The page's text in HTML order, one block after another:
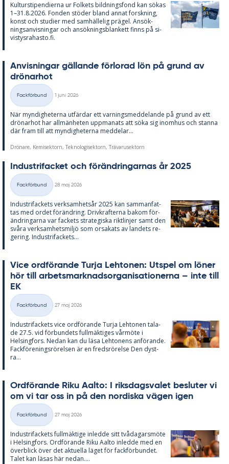
Kul­tursti­pen­di­er­na ur Fol­kets bild­nings­fond kan sö­kas
1–31.8.2026. Fon­den stö­der bland an­nat forsk­ning,
konst och stu­di­er med sam­häl­le­lig prä­gel. An­sök­
nings­an­vis­ning­ar och an­sök­nings­blan­kett fin­ns på si­
vis­tys­ra­has­to.fi.
An­vis­ning­ar gäl­lan­de för­lo­rad lön på grund av
drö­nar­hot
Kategorier
Fackförbund
1 juni 2026
När myn­dig­he­ter­na ut­fär­dar ett var­nings­med­de­lan­de på grund av ett
drö­nar­hot har all­män­he­ten upp­ma­na­ts att söka sig in­om­hus och stan­na
där fram till att myn­dig­he­ter­na med­de­lar...
Drönare, Kemisektorn, Teknologisektorn, Trävarusektorn
In­du­stri­fac­ket och för­änd­ring­ar­nas år 2025
Kategorier
Fackförbund
28 maj 2026
In­du­stri­fac­kets verk­sam­hets­år 2025 kan sam­man­fat­
tas med or­det för­änd­ring. Driv­kraf­ter­na bakom för­
änd­ring­ar­na var fac­kets stra­te­gis­ka rikt­lin­jer samt den
svå­ra verk­sam­hets­miljö som or­sa­ka­ts av lan­dets re­
ge­ring. In­du­stri­fac­kets...
Vice ord­fö­ran­de Turja Lehto­nen: Ut­spel om lö­ner
hör till ar­bets­mark­nads­or­ga­ni­sa­tio­ner­na – inte till
EK
Kategorier
Fackförbund
27 maj 2026
In­du­stri­fac­kets vice ord­fö­ran­de Turja Lehto­nen ta­la­
de 27.5. vid för­bun­dets full­mäk­ti­ges vår­möte i
Helsing­fors. Ne­dan kan du läsa Lehto­nens an­fö­ran­de.
Fack­för­e­nings­rö­rel­sen är en freds­rö­rel­se Den dyst­
ra...
Ord­fö­ran­de Riku Aal­to: I riks­dags­va­let be­slu­ter vi
om vi tar oss in på den nor­dis­ka vägen igen
Kategorier
Fackförbund
27 maj 2026
In­du­stri­fac­kets full­mäk­ti­ge in­led­de sitt två­da­garsmöte
i Helsing­fors. Ord­fö­ran­de Riku Aal­to in­led­de med en
över­blick över det ak­tu­el­la lä­get för fack­för­bun­det.
Ta­let kan lä­sas här ne­dan....